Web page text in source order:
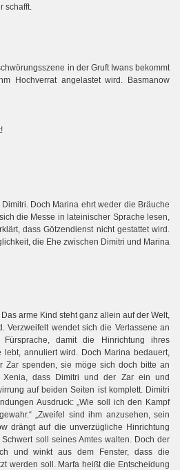
schafft.
in der Gruft Iwans bekommt
Hochverrat angelastet wird. Basmanow
Doch Marina ehrt weder die Bräuche
die Messe in lateinischer Sprache lesen,
dass Götzendienst nicht gestattet wird.
die Ehe zwischen Dimitri und Marina
arme Kind steht ganz allein auf der Welt,
Verzweifelt wendet sich die Verlassene an
damit die Hinrichtung ihres
lebt, annuliert wird. Doch Marina bedauert,
Zar spenden, sie möge sich doch bitte an
Xenia, dass Dimitri und der Zar ein und
auf beiden Seiten ist komplett. Dimitri
Ausdruck: „Wie soll ich den Kampf
„Zweifel sind ihm anzusehen, sein
drängt auf die unverzügliche Hinrichtung
soll seines Amtes walten. Doch der
und winkt aus dem Fenster, dass die
werden soll. Marfa heißt die Entscheidung